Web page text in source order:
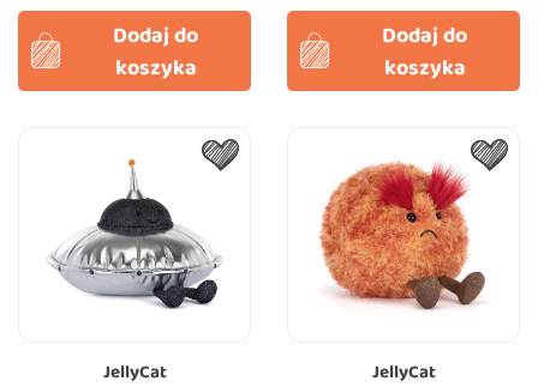
Dodaj do
koszyka
Dodaj do
koszyka
JellyCat JellyCat